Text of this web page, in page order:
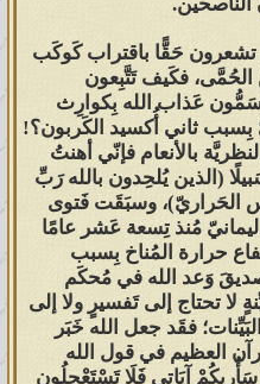
حَقًّا باقتراب كَوكَب
فكَيف تَتَّبِعون
عَذاب الله بِكوارِث
بِسبب ثاني أُكسيد الكَربون؟!
بالأنعام فإنّي أهنتُ
(الذين يُلحِدون بالله رَبِّ
الحَراريّ)، وسبَقَت فَتوى
مُنذ تِسعة عَشر عامًا
حرارة المُناخ بِسبب
وَعد الله في مُحكَم
لا تحتاج إلى تَفسيرٍ ولا إلى
فقَد جعل الله خَبَر
العظيم في قول الله
آيَاتِي فَلَا تَسْتَعْجِلُونِ